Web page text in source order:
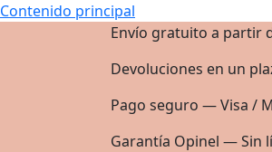
Contenido principal
Envío gratuito a partir
Devoluciones en un
Pago seguro — Visa /
Garantía Opinel — Sin